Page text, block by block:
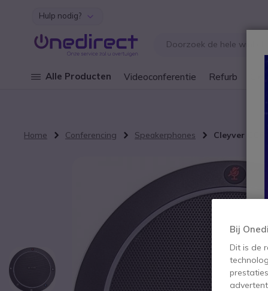
Ga naar de inhoud
Hulp nodig?
Alle Producten Videoconferentie Refurb
Home Conferencing Speakerphones Cleyver CC60
Bij
Dit is de